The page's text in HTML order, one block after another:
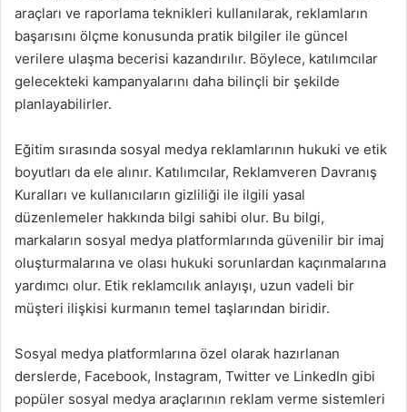
araçları ve raporlama teknikleri kullanılarak, reklamların
başarısını ölçme konusunda pratik bilgiler ile güncel
verilere ulaşma becerisi kazandırılır. Böylece, katılımcılar
gelecekteki kampanyalarını daha bilinçli bir şekilde
planlayabilirler.
Eğitim sırasında sosyal medya reklamlarının hukuki ve etik
boyutları da ele alınır. Katılımcılar, Reklamveren Davranış
Kuralları ve kullanıcıların gizliliği ile ilgili yasal
düzenlemeler hakkında bilgi sahibi olur. Bu bilgi,
markaların sosyal medya platformlarında güvenilir bir imaj
oluşturmalarına ve olası hukuki sorunlardan kaçınmalarına
yardımcı olur. Etik reklamcılık anlayışı, uzun vadeli bir
müşteri ilişkisi kurmanın temel taşlarından biridir.
Sosyal medya platformlarına özel olarak hazırlanan
derslerde, Facebook, Instagram, Twitter ve LinkedIn gibi
popüler sosyal medya araçlarının reklam verme sistemleri